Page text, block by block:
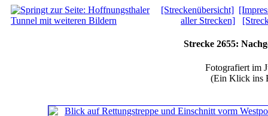
[Streckenübersicht]
aller Strecken]
Strecke 2655:
Fotografiert im
(Ein Klick ins